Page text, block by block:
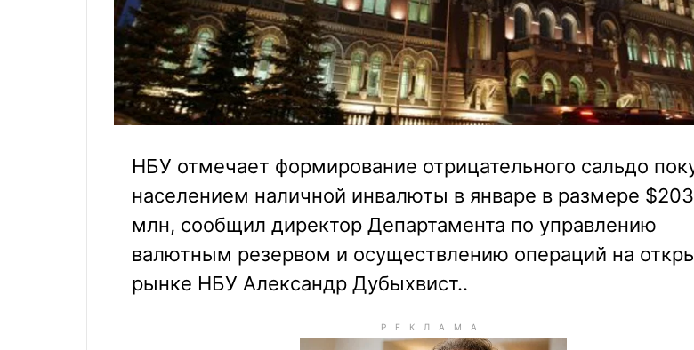
НБУ отмечает формирование отрицательного сальдо
населением наличной инвалюты в январе в размере $203
млн, сообщил директор Департамента по управлению
валютным резервом и осуществлению операций на
рынке НБУ Александр Дубыхвист..